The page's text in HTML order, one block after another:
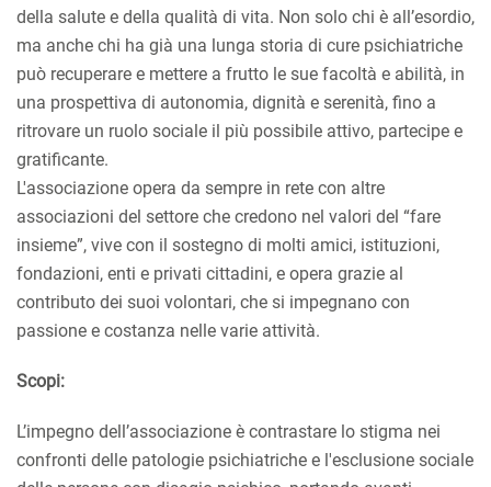
della salute e della qualità di vita. Non solo chi è all’esordio,
ma anche chi ha già una lunga storia di cure psichiatriche
può recuperare e mettere a frutto le sue facoltà e abilità, in
una prospettiva di autonomia, dignità e serenità, fino a
ritrovare un ruolo sociale il più possibile attivo, partecipe e
gratificante.
L'associazione opera da sempre in rete con altre
associazioni del settore che credono nel valori del “fare
insieme”, vive con il sostegno di molti amici, istituzioni,
fondazioni, enti e privati cittadini, e opera grazie al
contributo dei suoi volontari, che si impegnano con
passione e costanza nelle varie attività.
Scopi:
L’impegno dell’associazione è contrastare lo stigma nei
confronti delle patologie psichiatriche e l'esclusione sociale